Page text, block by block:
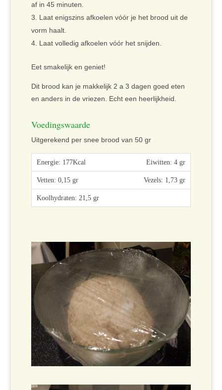
af in 45 minuten.
Laat enigszins afkoelen vóór je het brood uit de
vorm haalt.
Laat volledig afkoelen vóór het snijden.
Eet smakelijk en geniet!
Dit brood kan je makkelijk 2 a 3 dagen goed eten
en anders in de vriezen. Echt een heerlijkheid.
Voedingswaarde
Uitgerekend per snee brood van 50 gr
Eiwitten: 4 gr
Vezels: 1,73 gr